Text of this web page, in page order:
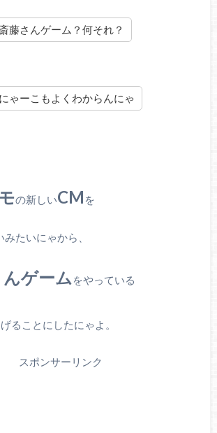
斎藤さんゲーム？何それ？
にゃーこもよくわからんにゃ
の新しいCM を
たいにゃから、
ゲーム をやっている
ることにしたにゃよ。
スポンサーリンク